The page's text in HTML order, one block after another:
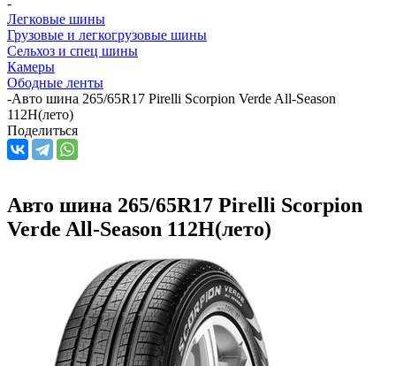
Легковые шины
Грузовые и легкогрузовые шины
Сельхоз и спец шины
Камеры
Ободные ленты
-Авто шина 265/65R17 Pirelli Scorpion Verde All-Season
112H(лето)
Поделиться
Авто шина 265/65R17 Pirelli Scorpion
Verde All-Season 112H(лето)